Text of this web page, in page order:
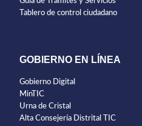
Tablero de control ciudadano
GOBIERNO EN LÍNEA
Gobierno Digital
MinTIC
Urna de Cristal
Alta Consejería Distrital TIC